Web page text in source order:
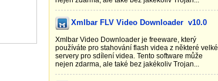
Xmlbar FLV Video Downloader v10.0
Xmlbar Video Downloader je freeware, který
používáte pro stahování flash videa z některé velké
servery pro sdílení videa. Tento software může
nejen zdarma, ale také bez jakékoliv Trojan...